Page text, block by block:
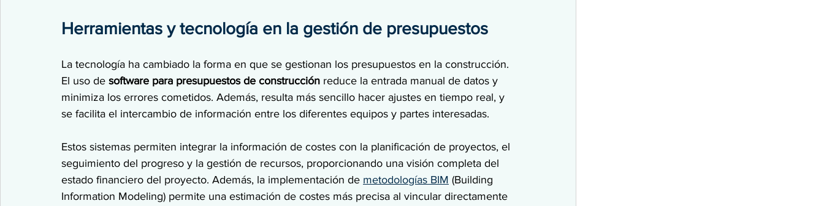
Herramientas y tecnología en la gestión de presupuestos
La tecnología ha cambiado la forma en que se gestionan los presupuestos en la construcción.
El uso de software para presupuestos de construcción reduce la entrada manual de datos y
minimiza los errores cometidos. Además, resulta más sencillo hacer ajustes en tiempo real, y
se facilita el intercambio de información entre los diferentes equipos y partes interesadas.
Estos sistemas permiten integrar la información de costes con la planificación de proyectos, el
seguimiento del progreso y la gestión de recursos, proporcionando una visión completa del
estado financiero del proyecto. Además, la implementación de metodologías BIM (Building
Information Modeling) permite una estimación de costes más precisa al vincular directamente